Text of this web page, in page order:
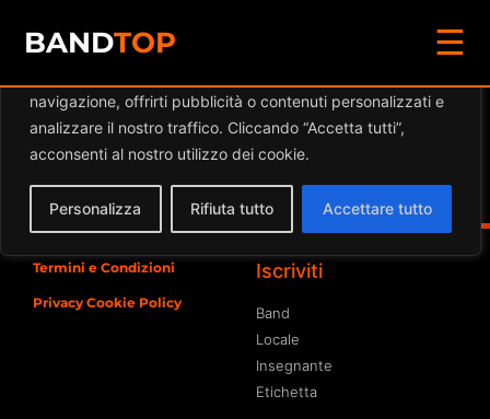
Diamo valore alla tua privacy
navigazione, offrirti pubblicità o contenuti personalizzati e
analizzare il nostro traffico. Cliccando “Accetta tutti”,
acconsenti al nostro utilizzo dei cookie.
Personalizza Rifiuta tutto Accettare tutto
BANDTOP
☰
Eventi aSPAZIO HYDRO
Termini e Condizioni
Privacy Cookie Policy
Iscriviti
Band
Locale
Insegnante
Etichetta